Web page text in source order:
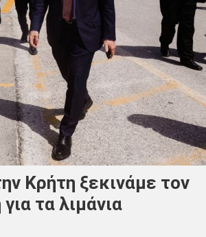
Κρήτη ξεκινάμε τον
τα λιμάνια